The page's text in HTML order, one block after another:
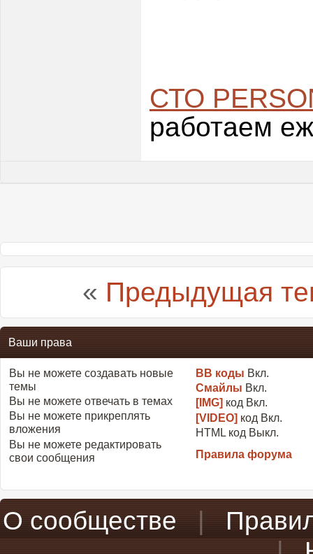
СТО
работаем
« Предыдущая
Ваши права
Вы не можете создавать новые
темы
Вы не можете отвечать в темах
Вы не можете прикреплять
вложения
Вы не можете редактировать
свои сообщения
BB коды Вкл.
Смайлы Вкл.
[IMG] код Вкл.
[VIDEO] код Вкл.
HTML код Выкл.
Правила форума
О сообществе |